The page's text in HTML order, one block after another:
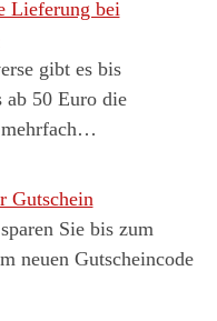
Lieferung bei
gibt es bis
ab 50 Euro die
Gutschein
Sie bis zum
neuen Gutscheincode